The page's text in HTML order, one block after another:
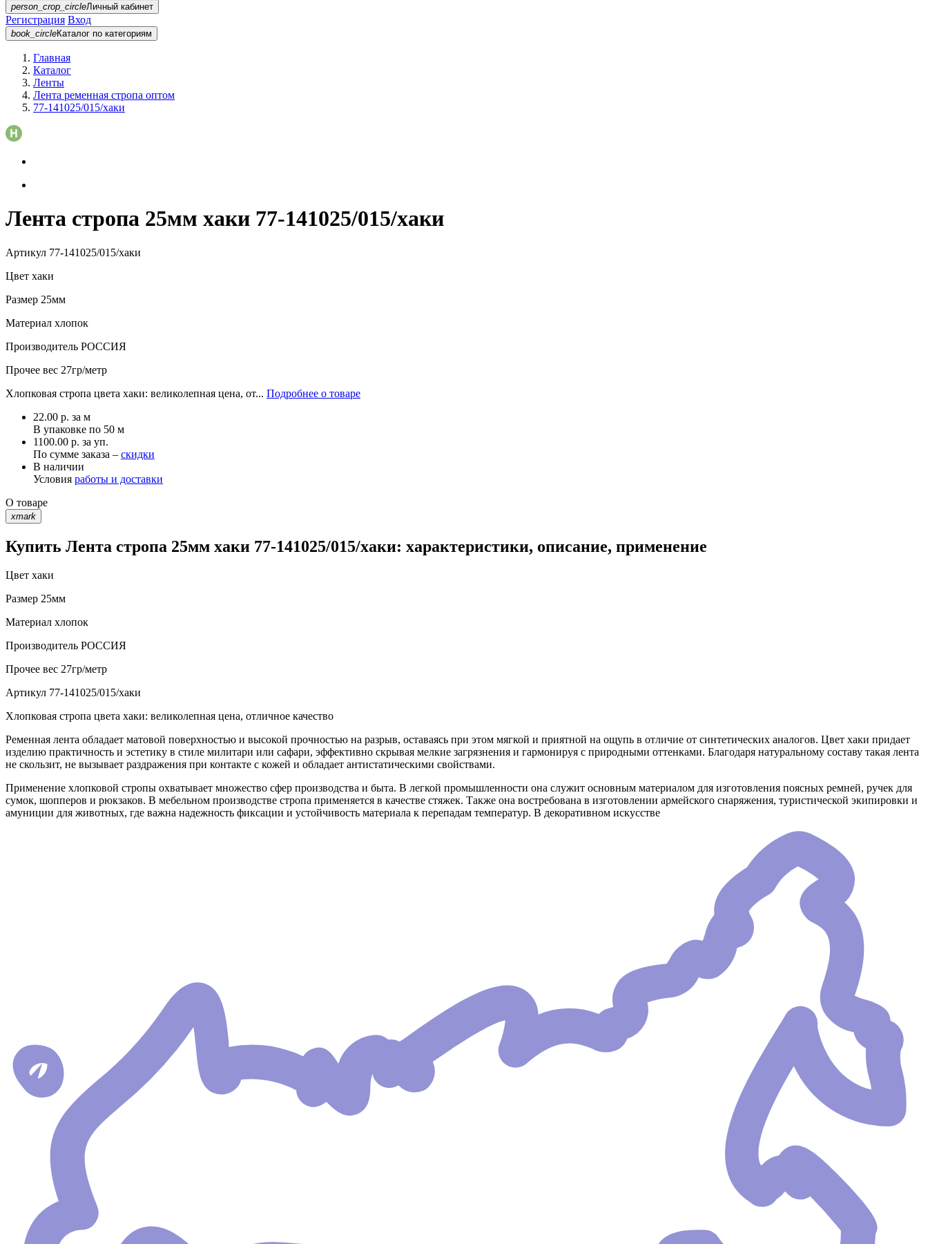
person_crop_circleЛичный кабинет
Регистрация Вход
book_circleКаталог по категориям
Главная
Каталог
Ленты
Лента ременная стропа оптом
77-141025/015/хаки
Лента стропа 25мм хаки 77-141025/015/хаки
Артикул 77-141025/015/хаки
Цвет хаки
Размер 25мм
Материал хлопок
Производитель РОССИЯ
Прочее вес 27гр/метр
Хлопковая стропа цвета хаки: великолепная цена, от... Подробнее о товаре
22.00 р. за м
В упаковке по 50 м
1100.00 р. за уп.
По сумме заказа – скидки
В наличии
Условия работы и доставки
О товаре
xmark
Купить Лента стропа 25мм хаки 77-141025/015/хаки: характеристики, описание, применение
Цвет хаки
Размер 25мм
Материал хлопок
Производитель РОССИЯ
Прочее вес 27гр/метр
Артикул 77-141025/015/хаки
Хлопковая стропа цвета хаки: великолепная цена, отличное качество
Ременная лента обладает матовой поверхностью и высокой прочностью на разрыв, оставаясь при этом мягкой и приятной на ощупь в отличие от синтетических аналогов. Цвет хаки придает
изделию практичность и эстетику в стиле милитари или сафари, эффективно скрывая мелкие загрязнения и гармонируя с природными оттенками. Благодаря натуральному составу такая лента
не скользит, не вызывает раздражения при контакте с кожей и обладает антистатическими свойствами.
Применение хлопковой стропы охватывает множество сфер производства и быта. В легкой промышленности она служит основным материалом для изготовления поясных ремней, ручек для
сумок, шопперов и рюкзаков. В мебельном производстве стропа применяется в качестве стяжек. Также она востребована в изготовлении армейского снаряжения, туристической экипировки и
амуниции для животных, где важна надежность фиксации и устойчивость материала к перепадам температур. В декоративном искусстве